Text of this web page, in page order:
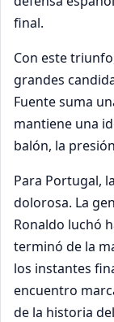
final.
Con este
grandes
Fuente suma
mantiene una
balón, la
Para Portugal,
dolorosa. La
Ronaldo luchó
terminó de la
los instantes
encuentro
de la historia